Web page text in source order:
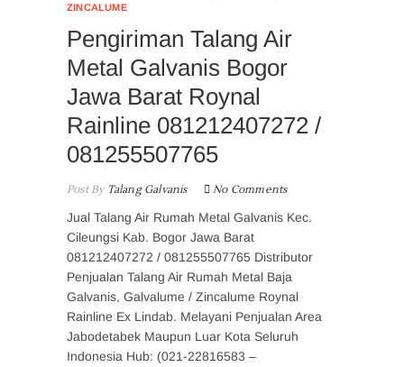
ZINCALUME
Pengiriman Talang Air
Metal Galvanis Bogor
Jawa Barat Roynal
Rainline 081212407272 /
081255507765
Post ByTalang Galvanis No Comments
Jual Talang Air Rumah Metal Galvanis Kec.
Cileungsi Kab. Bogor Jawa Barat
081212407272 / 081255507765 Distributor
Penjualan Talang Air Rumah Metal Baja
Galvanis, Galvalume / Zincalume Roynal
Rainline Ex Lindab. Melayani Penjualan Area
Jabodetabek Maupun Luar Kota Seluruh
Indonesia Hub: (021-22816583 –